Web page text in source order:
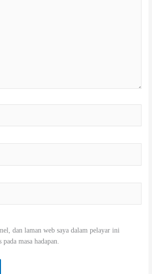
dan laman web saya dalam pelayar ini
masa hadapan.